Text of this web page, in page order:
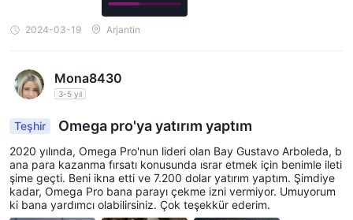
2024-03-19 Arjantin
Mona8430
3-5 yıl
Teşhir Omega pro'ya yatırım yaptım
2020 yılında, Omega Pro'nun lideri olan Bay Gustavo Arboleda, b
ana para kazanma fırsatı konusunda ısrar etmek için benimle ileti
şime geçti. Beni ikna etti ve 7.200 dolar yatırım yaptım. Şimdiye
kadar, Omega Pro bana parayı çekme izni vermiyor. Umuyorum
ki bana yardımcı olabilirsiniz. Çok teşekkür ederim.